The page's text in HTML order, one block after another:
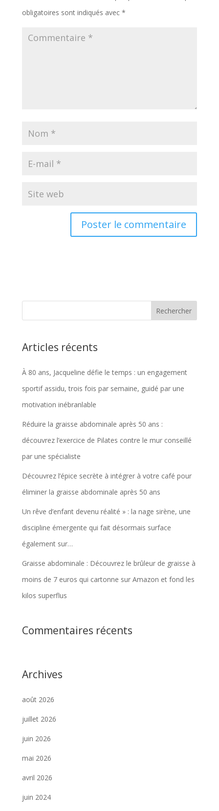
obligatoires sont indiqués avec *
Articles récents
À 80 ans, Jacqueline défie le temps : un engagement
sportif assidu, trois fois par semaine, guidé par une
motivation inébranlable
Réduire la graisse abdominale après 50 ans :
découvrez l’exercice de Pilates contre le mur conseillé
par une spécialiste
Découvrez l’épice secrète à intégrer à votre café pour
éliminer la graisse abdominale après 50 ans
Un rêve d’enfant devenu réalité » : la nage sirène, une
discipline émergente qui fait désormais surface
également sur…
Graisse abdominale : Découvrez le brûleur de graisse à
moins de 7 euros qui cartonne sur Amazon et fond les
kilos superflus
Commentaires récents
Archives
août 2026
juillet 2026
juin 2026
mai 2026
avril 2026
juin 2024